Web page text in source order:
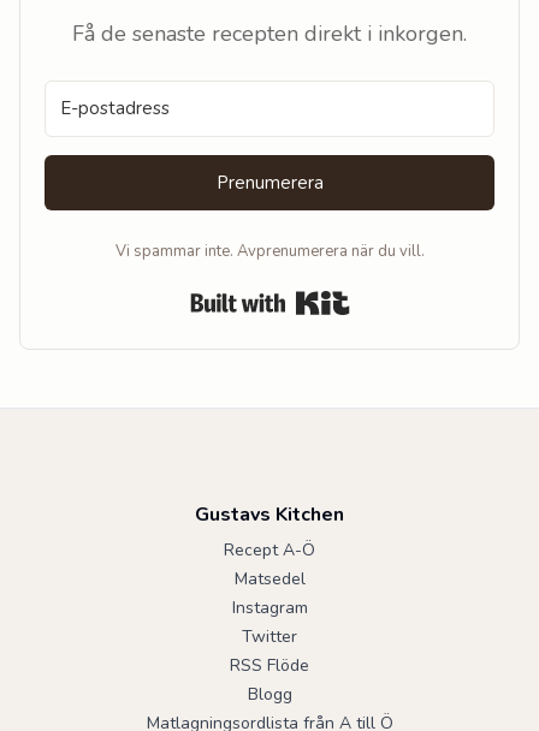
Få de senaste recepten direkt i inkorgen.
Prenumerera
Vi spammar inte. Avprenumerera när du vill.
Gustavs Kitchen
Recept A-Ö
Matsedel
Instagram
Twitter
RSS Flöde
Blogg
Matlagningsordlista från A till Ö